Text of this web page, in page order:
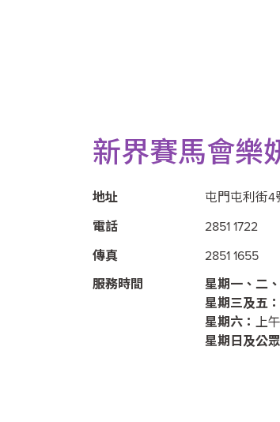
新界賽馬會樂
地址
屯門屯利街4
電話
2851 1722
傳真
2851 1655
服務時間
星期一、二
星期三及五：
星期六： 上
星期日及公